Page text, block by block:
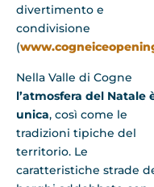
divertimento e
condivisione
(
Nella Valle di Cogne
l’atmosfera del Natale
unica, così come le
tradizioni tipiche del
territorio. Le
caratteristiche strade